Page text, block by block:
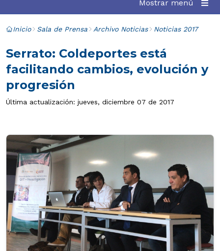
Mostrar menú
Inicio Sala de Prensa Archivo Noticias Noticias 2017
Serrato: Coldeportes está
facilitando cambios, evolución y
progresión
Última actualización: jueves, diciembre 07 de 2017